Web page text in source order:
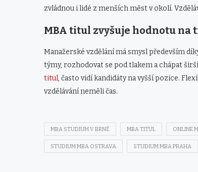
zvládnou i lidé z menších měst v okolí.
MBA titul zvyšuje hodnotu na
Manažerské vzdělání má smysl především
týmy, rozhodovat se pod tlakem a chápat
titul, často vidí kandidáty na vyšší pozice.
vzdělávání neměli čas.
MBA STUDIUM V BRNĚ MBA TITUL ONLINE
STUDIUM MBA OSTRAVA STUDIUM MBA PRAHA